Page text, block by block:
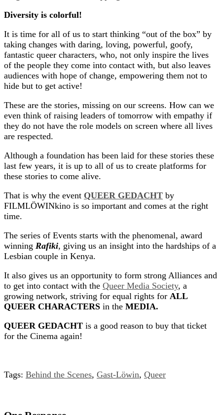
Diversity is colorful!
It is time for all of us to start thinking “out of the box” by
taking changes with daring, loving, powerful, goofy,
fantastic queer characters, who, not only inspire the lives
of the people they come into contact with, but also leaves
audiences with hope of change, empowering them not to
hide but to get active!
These are the stories, missing on our screens. How can we
even think of raising leaders of tomorrow with empathy if
they do not have the role models on screen where all lives
are respected.
Although a foundation has been laid for these stories these
last few years, it is up to all of us to create platforms for
these stories to come alive.
That is why the event QUEER GEDACHT by
FILMLÖWINkino is so important and comes at the right
time.
The series of Events starts with the phenomenal, award
winning Rafiki, giving us an insight into the hardships of a
Lesbian couple in Kenya.
It also gives us an opportunity to form strong Alliances and
to get into contact with the Queer Media Society, a
growing network, striving for equal rights for ALL
QUEER CHARACTERS in the MEDIA.
QUEER GEDACHT is a good reason to buy that ticket
for the Cinema again!
Tags: Behind the Scenes, Gast-Löwin, Queer